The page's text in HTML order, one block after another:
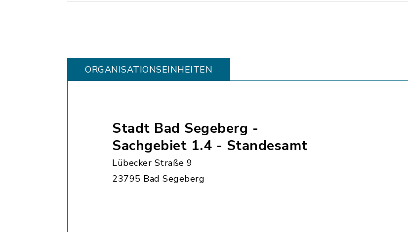
ORGANISATIONS­EINHEITEN
Stadt Bad Segeberg -
Sachgebiet 1.4 - Standesamt
Lübecker Straße 9
23795 Bad Segeberg